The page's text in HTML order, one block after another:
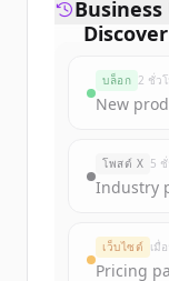
Discover
Sign
มีบั
บล็อก 2 ชั่ว
New
โพสต์ X 5
Industry
เว็บไซต์ เมื่
Pricing